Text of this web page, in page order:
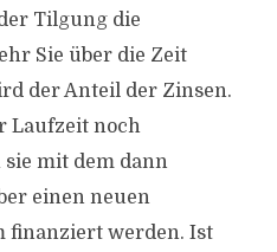
Tilgung die
Sie über die Zeit
der Anteil der Zinsen.
Laufzeit noch
sie mit dem dann
einen neuen
finanziert werden. Ist